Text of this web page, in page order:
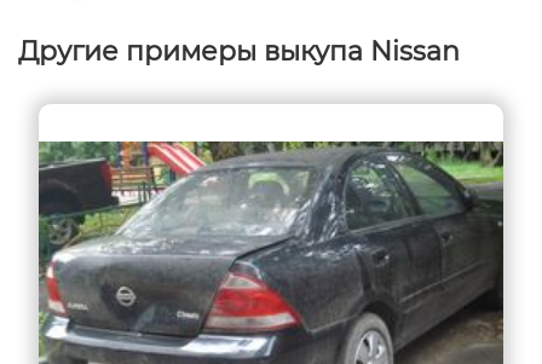
Другие примеры выкупа Nissan